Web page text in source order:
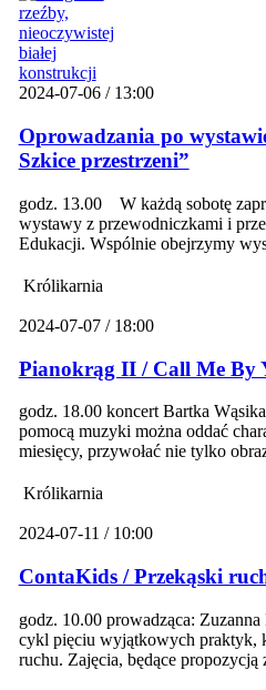
2024-07-06 / 13:00
Oprowadzania po
Szkice przestrzeni”
godz. 13.00 W każdą sobotę
wystawy z przewodniczkami i
Edukacji. Wspólnie obejrzymy
Królikarnia
2024-07-07 / 18:00
Pianokrąg II / Call Me By
godz. 18.00 koncert Bartka
pomocą muzyki można oddać
miesięcy, przywołać nie tylko
Królikarnia
2024-07-11 / 10:00
ContaKids / Przekąski
godz. 10.00 prowadząca:
cykl pięciu wyjątkowych praktyk,
ruchu. Zajęcia, będące propozycją